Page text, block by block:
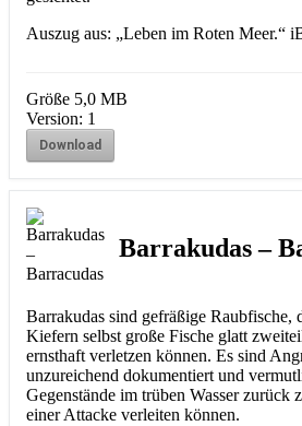
Auszug aus: „Leben im Roten Meer.“
Größe 5,0 MB
Version: 1
Download
Barrakudas –
Barrakudas sind gefräßige Raubfische,
Kiefern selbst große Fische glatt
ernsthaft verletzen können. Es sind
unzureichend dokumentiert und
Gegenstände im trüben Wasser zurück
einer Attacke verleiten können.